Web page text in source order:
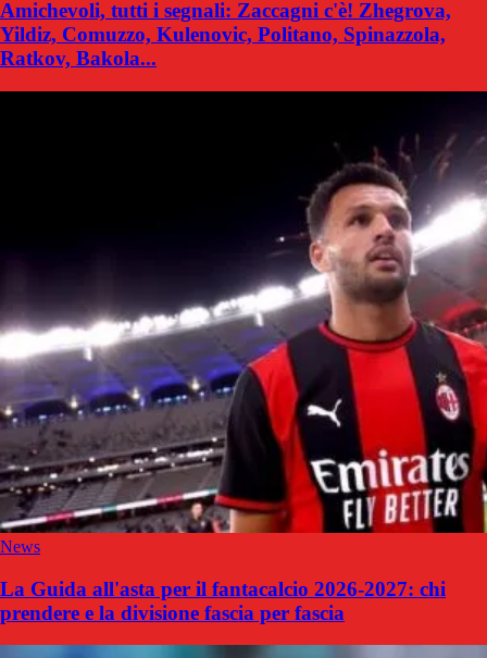
Amichevoli, tutti i segnali: Zaccagni c'è! Zhegrova,
Yildiz, Comuzzo, Kulenovic, Politano, Spinazzola,
Ratkov, Bakola...
News
La Guida all'asta per il fantacalcio 2026-2027: chi
prendere e la divisione fascia per fascia